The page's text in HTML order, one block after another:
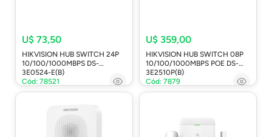
U$ 73,50
HIKVISION HUB SWITCH 24P
10/100/1000MBPS DS-
3E0524-E(B)
Cód: 78521
U$ 359,00
HIKVISION HUB SWITCH 08P
10/100/1000MBPS POE DS-
3E2510P(B)
Cód: 7879